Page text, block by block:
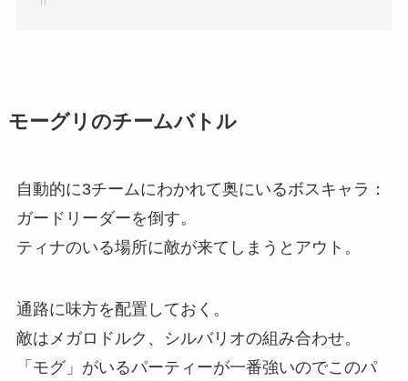
モーグリのチームバトル
自動的に3チームにわかれて奥にいるボスキャラ：
ガードリーダーを倒す。
ティナのいる場所に敵が来てしまうとアウト。
通路に味方を配置しておく。
敵はメガロドルク、シルバリオの組み合わせ。
「モグ」がいるパーティーが一番強いのでこのパ